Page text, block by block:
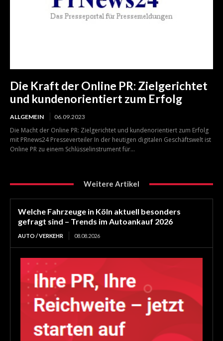
Die Kraft der Online PR: Zielgerichtet
und kundenorientiert zum Erfolg
ALLGEMEIN 06.09.2023
Die Macht der Online PR: Zielgerichtet und kundenorientiert zum Erfolg
mit PRnews24 Presseverteiler In der heutigen digitalen Geschäftswelt ist
Online PR zu einem Schlüsselinstrument für...
Weitere Artikel
Welche Fahrzeuge in Köln aktuell besonders
gefragt sind – Trends im Autoankauf 2026
AUTO / VERKEHR 08.08.2026